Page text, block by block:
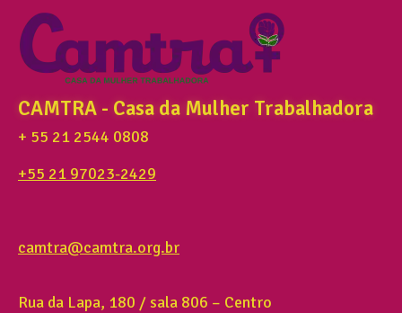
CAMTRA - Casa da Mulher Trabalhadora
+ 55 21 2544 0808
+55 21 97023-2429
camtra@camtra.org.br
Rua da Lapa, 180 / sala 806 – Centro